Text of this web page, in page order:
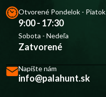
Otvorené Pondelok - Piatok
9:00 - 17:30
Sobota - Nedeľa
Zatvorené
Napíšte nám
info@palahunt.sk